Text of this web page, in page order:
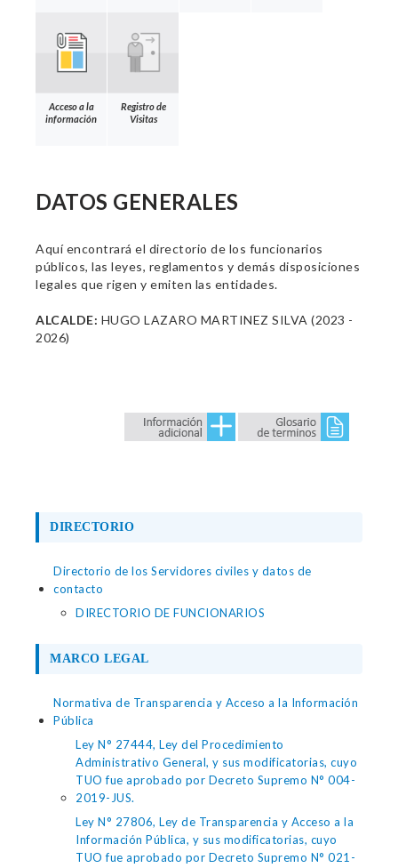
Acceso a la
información
Registro de
Visitas
DATOS GENERALES
Aquí encontrará el directorio de los funcionarios
públicos, las leyes, reglamentos y demás disposiciones
legales que rigen y emiten las entidades.
ALCALDE: HUGO LAZARO MARTINEZ SILVA (2023 -
2026)
DIRECTORIO
Directorio de los Servidores civiles y datos de
contacto
DIRECTORIO DE FUNCIONARIOS
MARCO LEGAL
Normativa de Transparencia y Acceso a la Información
Pública
Ley N° 27444, Ley del Procedimiento
Administrativo General, y sus modificatorias, cuyo
TUO fue aprobado por Decreto Supremo N° 004-
2019-JUS.
Ley N° 27806, Ley de Transparencia y Acceso a la
Información Pública, y sus modificatorias, cuyo
TUO fue aprobado por Decreto Supremo N° 021-